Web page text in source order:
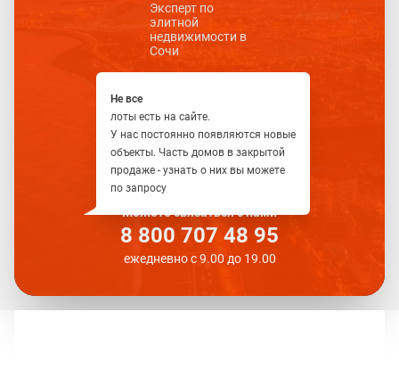
Можете связаться с нами
8 800 707 48 95
ежедневно с 9.00 до 19.00
Эксперт по
элитной
недвижимости в
Сочи
Не все
лоты есть на сайте.
У нас постоянно появляются новые
объекты. Часть домов в закрытой
продаже - узнать о них вы можете
по запросу